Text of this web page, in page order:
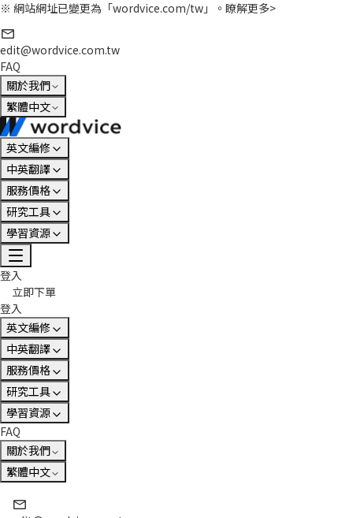
※ 網站網址已變更為「wordvice.com/tw」。 瞭解更多>
edit@wordvice.com.tw
FAQ
關於我們
繁體中文
英文編修
中英翻譯
服務價格
研究工具
學習資源
登入
立即下單
登入
英文編修
中英翻譯
服務價格
研究工具
學習資源
FAQ
關於我們
繁體中文